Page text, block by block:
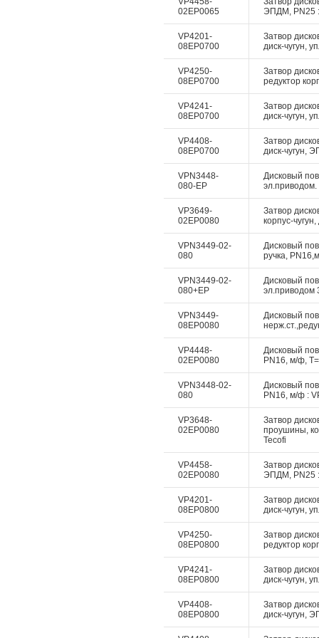
02EP0065
ЭПДМ, PN25 :
VP4201-
08EP0700
Затвор
диск-чугун,
VP4250-
08EP0700
Затвор
редуктор
VP4241-
08EP0700
Затвор
диск-чугун,
VP4408-
08EP0700
Затвор
диск-чугун,
VPN3448-
080-EP
Дисковый
VP3649-
02EP0080
Затвор
корпус-
VPN3449-02-
080
Дисковый
ручка,
VPN3449-02-
080+EP
Дисковый
эл.приводом
VPN3449-
08EP0080
Дисковый
VP4448-
02EP0080
Дисковый
PN16, м/ф,
VPN3448-02-
080
Дисковый
PN16, м/ф :
VP3648-
02EP0080
Затвор
проушины,
Tecofi
VP4458-
02EP0080
Затвор
ЭПДМ, PN25 :
VP4201-
08EP0800
Затвор
диск-чугун,
VP4250-
08EP0800
Затвор
редуктор
VP4241-
08EP0800
Затвор
диск-чугун,
VP4408-
08EP0800
Затвор
диск-чугун,